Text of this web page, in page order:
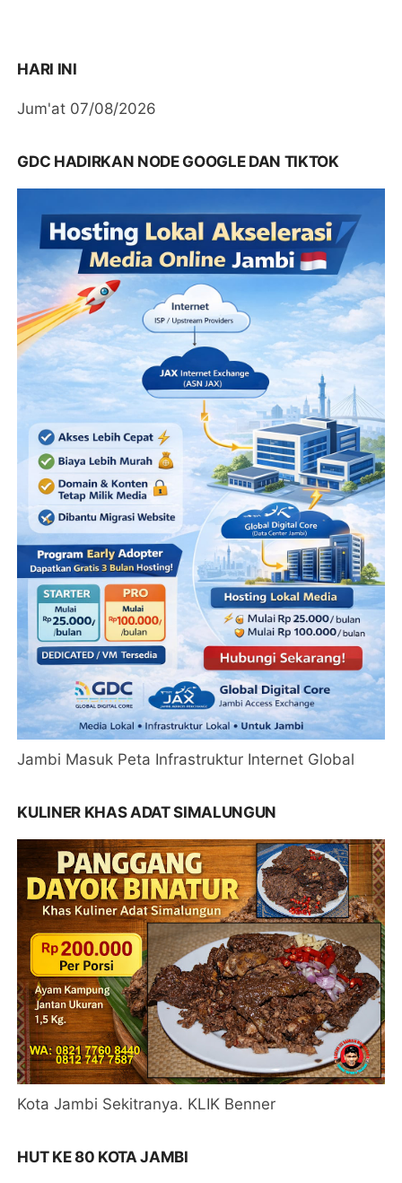
HARI INI
Jum'at 07/08/2026
GDC HADIRKAN NODE GOOGLE DAN TIKTOK
Jambi Masuk Peta Infrastruktur Internet Global
KULINER KHAS ADAT SIMALUNGUN
Kota Jambi Sekitranya. KLIK Benner
HUT KE 80 KOTA JAMBI